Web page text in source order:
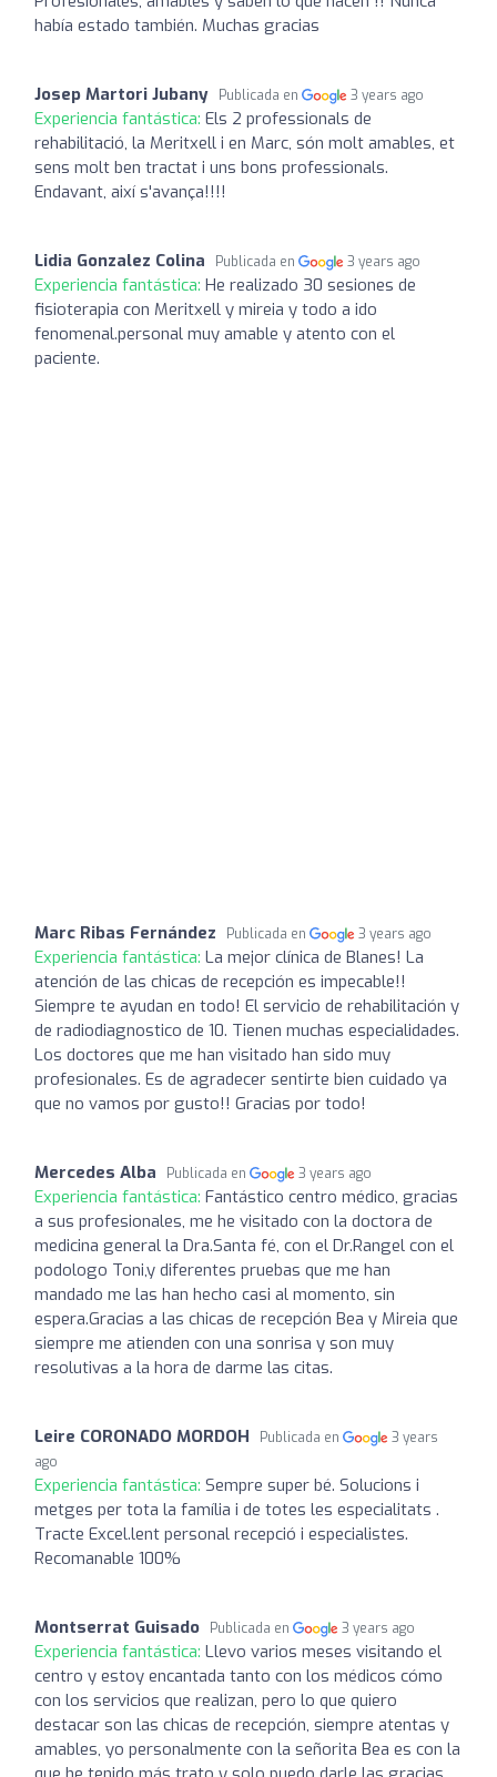
había estado también. Muchas gracias
Josep Martori Jubany Publicada en 3 years ago
Experiencia fantástica: Els 2 professionals de
rehabilitació, la Meritxell i en Marc, són molt amables, et
sens molt ben tractat i uns bons professionals.
Endavant, així s'avança!!!!
Lidia Gonzalez Colina Publicada en 3 years ago
Experiencia fantástica: He realizado 30 sesiones de
fisioterapia con Meritxell y mireia y todo a ido
fenomenal.personal muy amable y atento con el
paciente.
Marc Ribas Fernández Publicada en 3 years ago
Experiencia fantástica: La mejor clínica de Blanes! La
atención de las chicas de recepción es impecable!!
Siempre te ayudan en todo! El servicio de rehabilitación y
de radiodiagnostico de 10. Tienen muchas especialidades.
Los doctores que me han visitado han sido muy
profesionales. Es de agradecer sentirte bien cuidado ya
que no vamos por gusto!! Gracias por todo!
Mercedes Alba Publicada en 3 years ago
Experiencia fantástica: Fantástico centro médico, gracias
a sus profesionales, me he visitado con la doctora de
medicina general la Dra.Santa fé, con el Dr.Rangel con el
podologo Toni,y diferentes pruebas que me han
mandado me las han hecho casi al momento, sin
espera.Gracias a las chicas de recepción Bea y Mireia que
siempre me atienden con una sonrisa y son muy
resolutivas a la hora de darme las citas.
Leire CORONADO MORDOH Publicada en
3 years
ago
Experiencia fantástica: Sempre super bé. Solucions i
metges per tota la família i de totes les especialitats .
Tracte Excel.lent personal recepció i especialistes.
Recomanable 100%
Montserrat Guisado Publicada en 3 years ago
Experiencia fantástica: Llevo varios meses visitando el
centro y estoy encantada tanto con los médicos cómo
con los servicios que realizan, pero lo que quiero
destacar son las chicas de recepción, siempre atentas y
amables, yo personalmente con la señorita Bea es con la